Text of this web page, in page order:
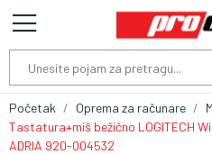
Početak Oprema za računare
Tastatura+miš bežično LOGITECH
ADRIA 920-004532